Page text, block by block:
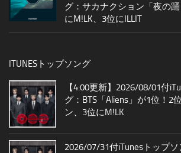
グ：サカナクション「夜の
にM!LK、3位にILLIT
ITUNESトップソング
【4:00更新】2026/08/01付
グ：BTS「Aliens」が1位！2
ン、3位にM!LK
2026/07/31付iTunesトップソ